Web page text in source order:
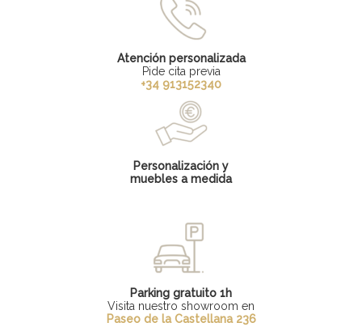
Atención personalizada
Pide cita previa
+34 913152340
Personalización y
muebles a medida
Parking gratuito 1h
Visita nuestro showroom en
Paseo de la Castellana 236